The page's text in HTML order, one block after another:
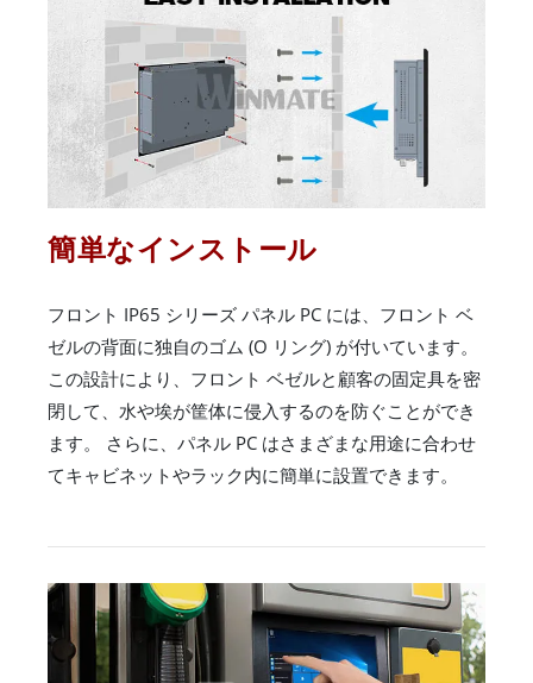
簡単なインストール
フロント IP65 シリーズ パネル PC には、フロント ベ
ゼルの背面に独自のゴム (O リング) が付いています。
この設計により、フロント ベゼルと顧客の固定具を密
閉して、水や埃が筐体に侵入するのを防ぐことができ
ます。 さらに、パネル PC はさまざまな用途に合わせ
てキャビネットやラック内に簡単に設置できます。